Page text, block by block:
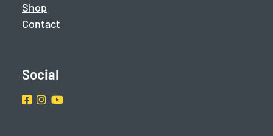
Shop
Contact
Social
Facebook
Instragram
Youtube